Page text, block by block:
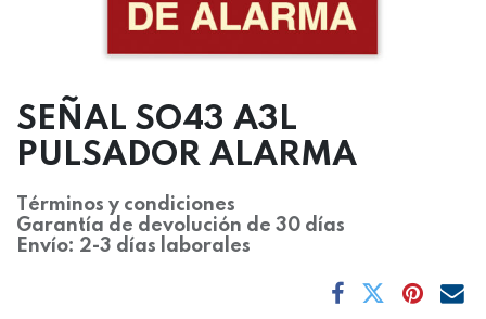
SEÑAL SO43 A3L
PULSADOR ALARMA
Términos y condiciones
Garantía de devolución de 30 días
Envío: 2-3 días laborales